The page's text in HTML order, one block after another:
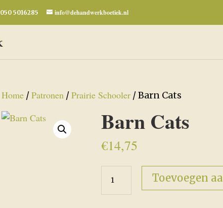
050 5016285 info@dehandwerkboetiek.nl
Home /Patronen /Prairie Schooler / Barn Cats
Barn Cats
€14,75
Cats
Toevoegen